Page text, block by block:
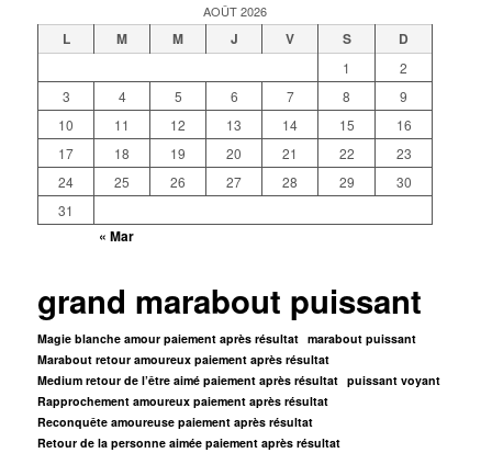
AOÛT 2026
L M M J V S D
1
2
3
4 5 6 7 8
9
10
11 12 13 14 15
16
17
18 19 20 21 22
23
24
25 26 27 28 29
30
31
« Mar
grand marabout puissant
Magie blanche amour paiement après résultat marabout puissant
Marabout retour amoureux paiement après résultat
Medium retour de l’être aimé paiement après résultat puissant voyant
Rapprochement amoureux paiement après résultat
Reconquête amoureuse paiement après résultat
Retour de la personne aimée paiement après résultat